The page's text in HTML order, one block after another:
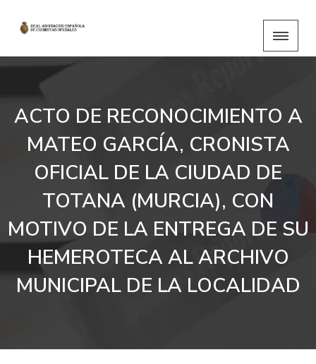
ACTO DE RECONOCIMIENTO A
MATEO GARCÍA, CRONISTA
OFICIAL DE LA CIUDAD DE
TOTANA (MURCIA), CON
MOTIVO DE LA ENTREGA DE SU
HEMEROTECA AL ARCHIVO
MUNICIPAL DE LA LOCALIDAD